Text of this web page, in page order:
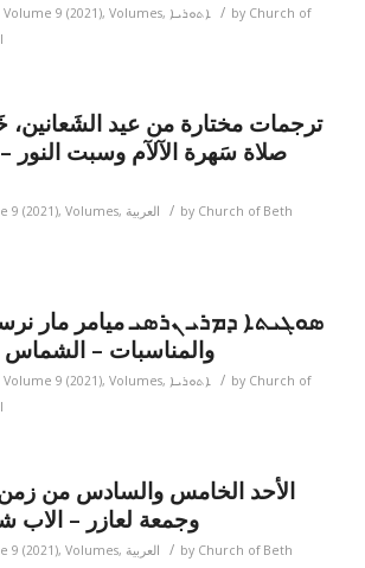
Volume 9 (2021), Volumes, ܐܬܘܪܝܐ / by Church of
ترجمات مختارة من عيد
صلاة سَهرة الآلآم وسبت النور
9 (2021), Volumes, العربية / by Church of Beth
ܣܘܓܝܬܐ ܕܡܪܝ ܢܪܣܝ ميامر مار
والمناسبات –
Volume 9 (2021), Volumes, ܐܬܘܪܝܐ / by Church of
الأحد الخامس والسادس من زمن
وجمعة لعازر –
9 (2021), Volumes, العربية / by Church of Beth